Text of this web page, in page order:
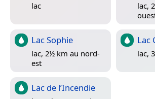
lac
lac,
Lac Sophie
lac, 2½ km au nord-
est
Lac
lac,
Lac de l’Incendie